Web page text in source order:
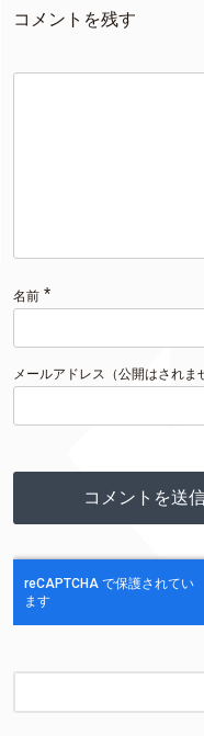
コメントを残す
名前 *
メールアドレス（公開はされま